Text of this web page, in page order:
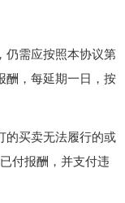
需应按照本协议第
酬，每延期一日，按
买卖无法履行的或
付报酬，并支付违